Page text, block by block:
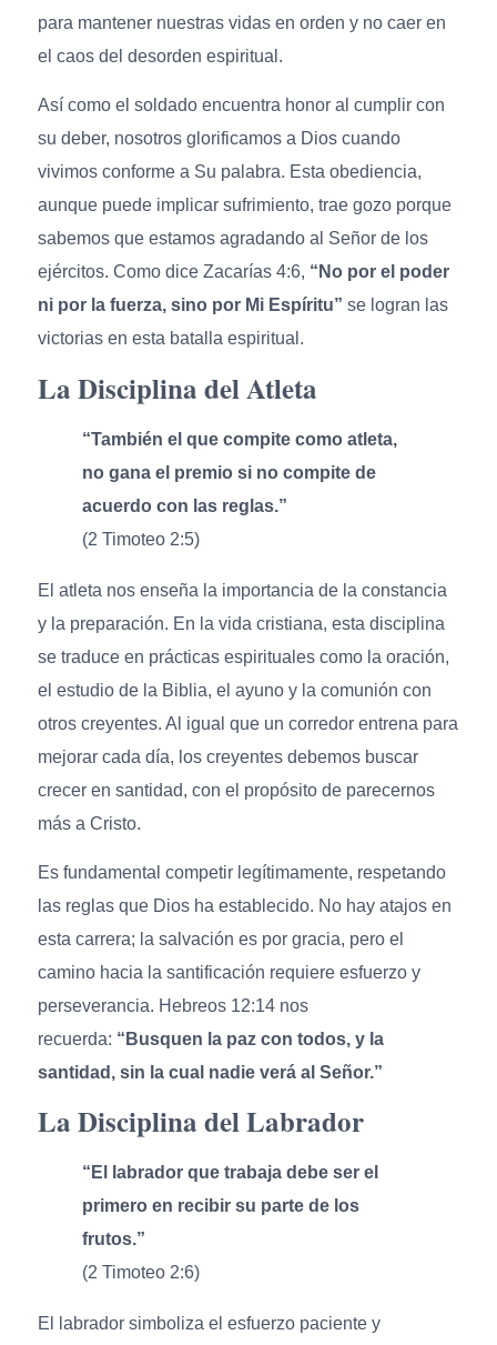
para mantener nuestras vidas en orden y no caer en
el caos del desorden espiritual.
Así como el soldado encuentra honor al cumplir con
su deber, nosotros glorificamos a Dios cuando
vivimos conforme a Su palabra. Esta obediencia,
aunque puede implicar sufrimiento, trae gozo porque
sabemos que estamos agradando al Señor de los
ejércitos. Como dice Zacarías 4:6, “No por el poder
ni por la fuerza, sino por Mi Espíritu” se logran las
victorias en esta batalla espiritual.
La Disciplina del Atleta
“También el que compite como atleta,
no gana el premio si no compite de
acuerdo con las reglas.”
(2 Timoteo 2:5)
El atleta nos enseña la importancia de la constancia
y la preparación. En la vida cristiana, esta disciplina
se traduce en prácticas espirituales como la oración,
el estudio de la Biblia, el ayuno y la comunión con
otros creyentes. Al igual que un corredor entrena para
mejorar cada día, los creyentes debemos buscar
crecer en santidad, con el propósito de parecernos
más a Cristo.
Es fundamental competir legítimamente, respetando
las reglas que Dios ha establecido. No hay atajos en
esta carrera; la salvación es por gracia, pero el
camino hacia la santificación requiere esfuerzo y
perseverancia. Hebreos 12:14 nos
recuerda: “Busquen la paz con todos, y la
santidad, sin la cual nadie verá al Señor.”
La Disciplina del Labrador
“El labrador que trabaja debe ser el
primero en recibir su parte de los
frutos.”
(2 Timoteo 2:6)
El labrador simboliza el esfuerzo paciente y